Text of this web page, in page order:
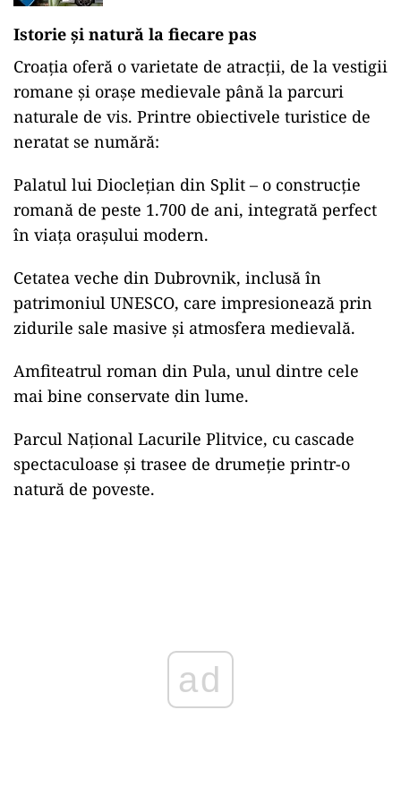
Istorie și natură la fiecare pas
Croația oferă o varietate de atracții, de la vestigii
romane și orașe medievale până la parcuri
naturale de vis. Printre obiectivele turistice de
neratat se numără:
Palatul lui Dioclețian din Split – o construcție
romană de peste 1.700 de ani, integrată perfect
în viața orașului modern.
Cetatea veche din Dubrovnik, inclusă în
patrimoniul UNESCO, care impresionează prin
zidurile sale masive și atmosfera medievală.
Amfiteatrul roman din Pula, unul dintre cele
mai bine conservate din lume.
Parcul Național Lacurile Plitvice, cu cascade
spectaculoase și trasee de drumeție printr-o
natură de poveste.
ad